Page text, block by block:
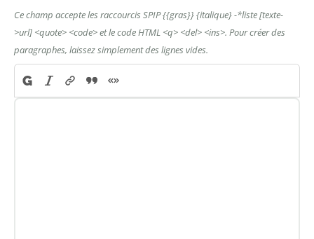
Ce champ accepte les raccourcis SPIP{{gras}}{italique}-*liste[texte-
>url] <quote> <code>et le code HTML <q> <del> <ins>. Pour créer des
paragraphes, laissez simplement des lignes vides.